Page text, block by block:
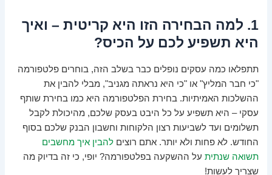
1. למה הבחירה הזו היא קריטית – ואיך
היא תשפיע לכם על הכיס?
תתפלאו כמה עסקים נופלים כבר בשלב הזה, בוחרים פלטפורמה
"כי חבר המליץ" או "כי היא נראתה מגניב", מבלי להבין את
ההשלכות האמיתיות. בחירת הפלטפורמה היא כמו בחירת שותף
עסקי – היא תשפיע על כל היבט בעסק שלכם, מהיכולת לקבל
תשלומים ועד לשביעות רצון הלקוחות וחשבון הבנק שלכם בסוף
החודש. לא פחות ולא יותר. אתם רוציםלהבין איך מחשבים
תשואה שנתית על ההשקעה בפלטפורמה? יופי, כי זה בדיוק מה
שצריך לעשות!